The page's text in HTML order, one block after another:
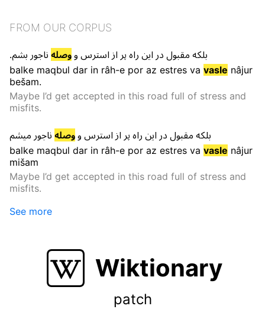
FROM OUR CORPUS
بلکه مقبول در این راه پر از استرس ووصله ناجور بشم.
balke maqbul dar in râh-e por az estres va vasle nâjur
bešam.
Maybe I’d get accepted in this road full of stress and
misfits.
بلکه مقبول در این راه پر از استرس ووصله ناجور میشم
balke maqbul dar in râh-e por az estres va vasle nâjur
mišam
Maybe I’d get accepted in this road full of stress and
misfits.
See more
Wiktionary
patch